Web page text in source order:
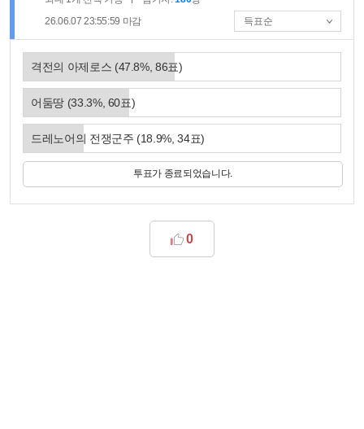
:
26.06.07 23:55:59 마감
격전의 아제로스 (47.8%,86표)
어둠땅 (33.3%, 60표)
드레노어의 전쟁군주 (18.9%,34표)
투표가 종료되었습니다.
0